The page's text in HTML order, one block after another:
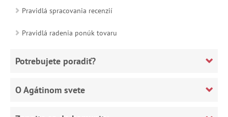
Pravidlá spracovania recenzií
Pravidlá radenia ponúk tovaru
Potrebujete poradiť?
O Agátinom svete